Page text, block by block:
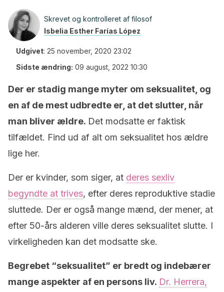
Skrevet og kontrolleret af filosof
Isbelia Esther Farías López
Udgivet: 25 november, 2020 23:02
Sidste ændring: 09 august, 2022 10:30
Der er stadig mange myter om seksualitet, og
en af de mest udbredte er, at det slutter, når
man bliver ældre. Det modsatte er faktisk
tilfældet. Find ud af alt om seksualitet hos ældre
lige her.
Der er kvinder, som siger, at deres sexliv
begyndte at trives, efter deres reproduktive stadie
sluttede. Der er også mange mænd, der mener, at
efter 50-års alderen ville deres seksualitet slutte. I
virkeligheden kan det modsatte ske.
Begrebet “seksualitet” er bredt og indebærer
mange aspekter af en persons liv. Dr. Herrera,